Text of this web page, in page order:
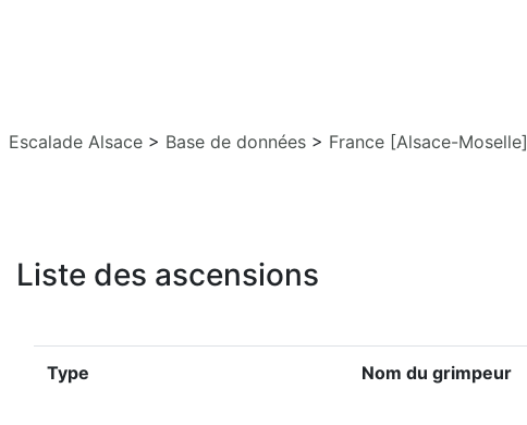
Escalade Alsace > Base de données > France [Alsace-Moselle]
Liste des ascensions
Type Nom du grimpeur